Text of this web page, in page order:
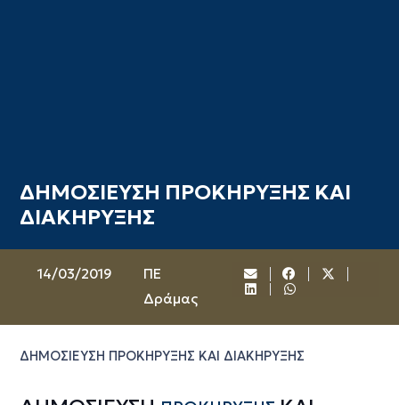
ΔΗΜΟΣΙΕΥΣΗ ΠΡΟΚΗΡΥΞΗΣ ΚΑΙ
ΔΙΑΚΗΡΥΞΗΣ
14/03/2019
ΠΕ
Δράμας
ΔΗΜΟΣΙΕΥΣΗ ΠΡΟΚΗΡΥΞΗΣ ΚΑΙ ΔΙΑΚΗΡΥΞΗΣ